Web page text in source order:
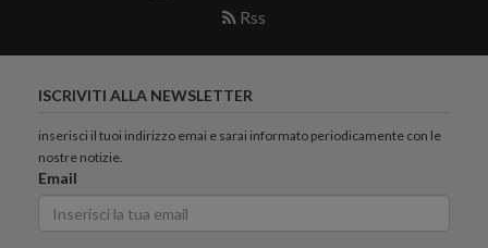
Rss
ISCRIVITI ALLA NEWSLETTER
inserisci il tuoi indirizzo emai e sarai informato periodicamente con le
nostre notizie.
Email